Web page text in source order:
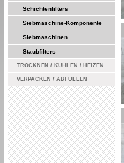
Schichtenfilters
Siebmaschine-Komponente
Siebmaschinen
Staubfilters
TROCKNEN / KÜHLEN / HEIZEN
VERPACKEN / ABFÜLLEN